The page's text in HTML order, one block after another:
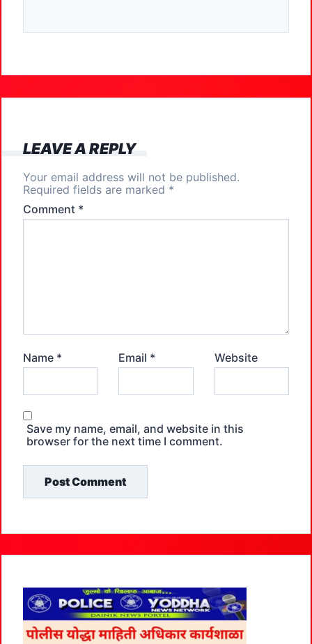
c
b
o
k
st
d
o
ai ar
LEAVE A REPLY
Your email address will not be published.
Required fields are marked *
Comment *
Name * Email * Website
Save my name, email, and website in this
browser for the next time I comment.